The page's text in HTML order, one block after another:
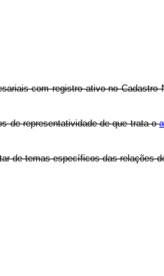
com registro ativo no Cadastro
de representatividade de que trata o
de temas específicos das relações